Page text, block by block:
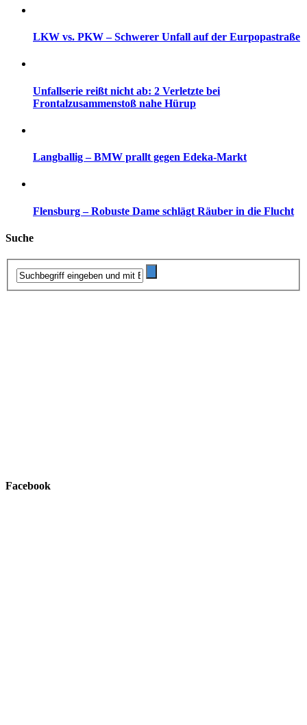
LKW vs. PKW – Schwerer Unfall auf der Eurpopastraße
Unfallserie reißt nicht ab: 2 Verletzte bei
Frontalzusammenstoß nahe Hürup
Langballig – BMW prallt gegen Edeka-Markt
Flensburg – Robuste Dame schlägt Räuber in die Flucht
Suche
Facebook